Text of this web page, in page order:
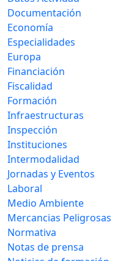
Documentación
Economía
Especialidades
Europa
Financiación
Fiscalidad
Formación
Infraestructuras
Inspección
Instituciones
Intermodalidad
Jornadas y Eventos
Laboral
Medio Ambiente
Mercancias Peligrosas
Normativa
Notas de prensa